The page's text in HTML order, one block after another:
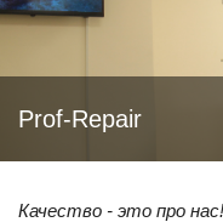
Prof-Repair
Качество - это про